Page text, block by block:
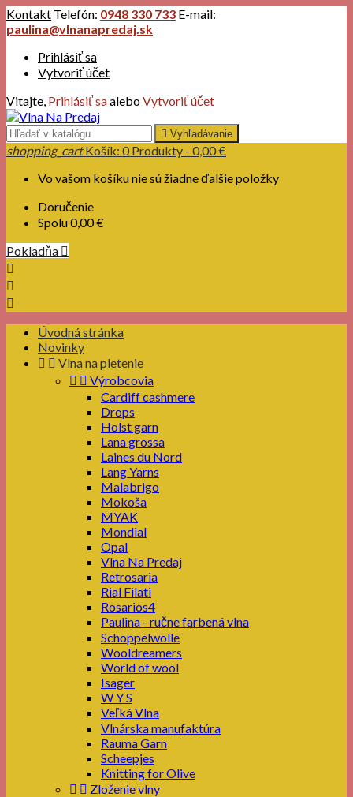
Kontakt Telefón: 0948 330 733 E-mail:
paulina@vlnanapredaj.sk
Prihlásiť sa
Vytvoriť účet
Vitajte, Prihlásiť saaleboVytvoriť účet
 Vyhľadávanie
shopping_cart Košík: 0 Produkty - 0,00 €
Vo vašom košíku nie sú žiadne ďalšie položky
Doručenie
Spolu0,00 €
Pokladňa 



Úvodná stránka
Novinky
  Vlna na pletenie
  Výrobcovia
Cardiff cashmere
Drops
Holst garn
Lana grossa
Laines du Nord
Lang Yarns
Malabrigo
Mokoša
MYAK
Mondial
Opal
Vlna Na Predaj
Retrosaria
Rial Filati
Rosarios4
Paulina - ručne farbená vlna
Schoppelwolle
Wooldreamers
World of wool
Isager
W Y S
Veľká Vlna
Vlnárska manufaktúra
Rauma Garn
Scheepjes
Knitting for Olive
  Zloženie vlny